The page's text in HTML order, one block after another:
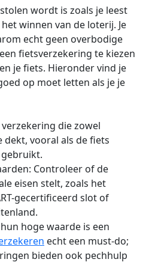
wordt is zoals je leest
winnen van de loterij. Je
echt geen overbodige
fietsverzekering te kiezen
je fiets. Hieronder vind je
op moet letten als je je
die zowel
dekt, vooral als de fiets
Controleer of de
eisen stelt, zoals het
gecertificeerd slot of
hoge waarde is een
echt een must-do;
bieden ook pechhulp